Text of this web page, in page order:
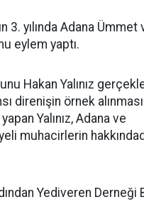
3. yılında Adana Ümmet
eylem yaptı.
Hakan Yalınız
direnişin örnek alınması
Yalınız, Adana ve
muhacirlerin
Yediveren Derneği